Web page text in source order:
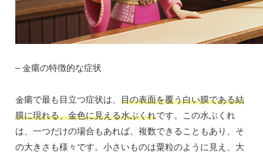
– 金瘍の特徴的な症状
金瘍で最も目立つ症状は、 目の表面を覆う白い膜である結
膜に現れる、金色に見える水ぶくれです。この水ぶくれ
は、一つだけの場合もあれば、複数できることもあり、そ
の大きさも様々です。小さいものは粟粒のように見え、大